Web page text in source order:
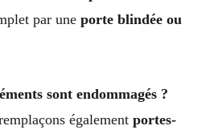
par une porte blindée ou
sont endommagés ?
également portes-